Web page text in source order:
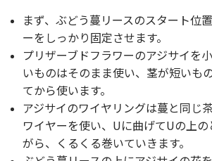
まず、ぶどう蔓リースのスタート位
ーをしっかり固定させます。
プリザーブドフラワーのアジサイを
いものはそのまま使い、茎が短いも
てから使います。
アジサイのワイヤリングは蔓と同じ
ワイヤーを使い、Uに曲げてUの上
がら、くるくる巻いていきます。